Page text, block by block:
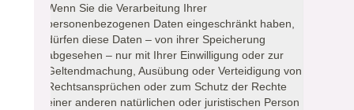
Wenn Sie die Verarbeitung Ihrer
personenbezogenen Daten eingeschränkt haben,
dürfen diese Daten – von ihrer Speicherung
abgesehen – nur mit Ihrer Einwilligung oder zur
Geltendmachung, Ausübung oder Verteidigung von
Rechtsansprüchen oder zum Schutz der Rechte
einer anderen natürlichen oder juristischen Person